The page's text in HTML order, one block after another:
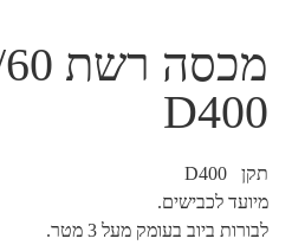
D400
תקן D400
מיועד לכבישים.
לבורות ביוב בעומק מעל 3 מטר.